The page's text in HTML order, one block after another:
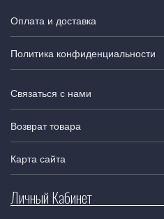
Оплата и доставка
Политика конфиденциальности
Связаться с нами
Возврат товара
Карта сайта
Личный Кабинет